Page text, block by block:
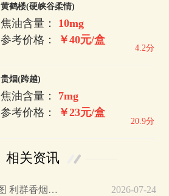
黄鹤楼(硬峡谷柔情)
焦油含量： 10mg
参考价格：
￥40元/盒
4.2分
贵烟(跨越)
焦油含量： 7mg
参考价格：
￥23元/盒
20.9分
相关资讯
新版利群香烟价格表图 利群香烟新版卖多少钱一盒… 2026-07-24